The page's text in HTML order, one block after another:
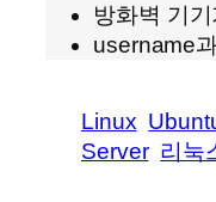
방화벽 기
username
Linux
Server 리눅